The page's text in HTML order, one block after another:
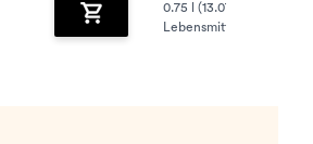
Zum Warenkorb hinzufügen
0.75 l (13.07 € / 1 Liter)
Lebensmittelangaben